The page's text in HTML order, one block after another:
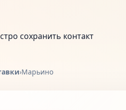
сохранить контакт
›Марьино